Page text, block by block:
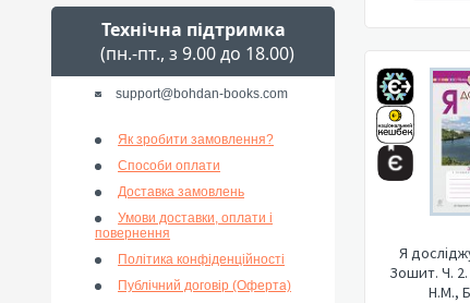
Технічна підтримка
(пн.-пт., з 9.00 до 18.00)
support@bohdan-books.com
Як зробити замовлення?
Способи оплати
Доставка замовлень
Умови доставки, оплати і
повернення
Політика конфіденційності
Публічний договір (Оферта)
Я
Зошит. Ч. 2.
Н.М.,